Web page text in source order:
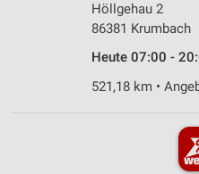
Höllgehau 2
86381 Krumbach
Heute 07:00 -
521,18 km •